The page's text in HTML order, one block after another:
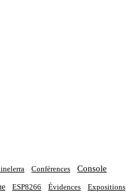
Conférences Console
ESP8266 Évidences
Expositions